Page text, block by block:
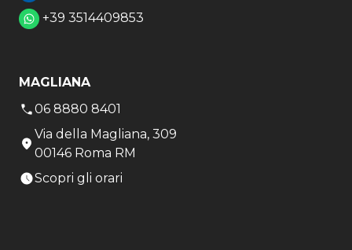
+39 3514409853
MAGLIANA
06 8880 8401
Via della Magliana, 309
00146 Roma RM
Scopri gli orari